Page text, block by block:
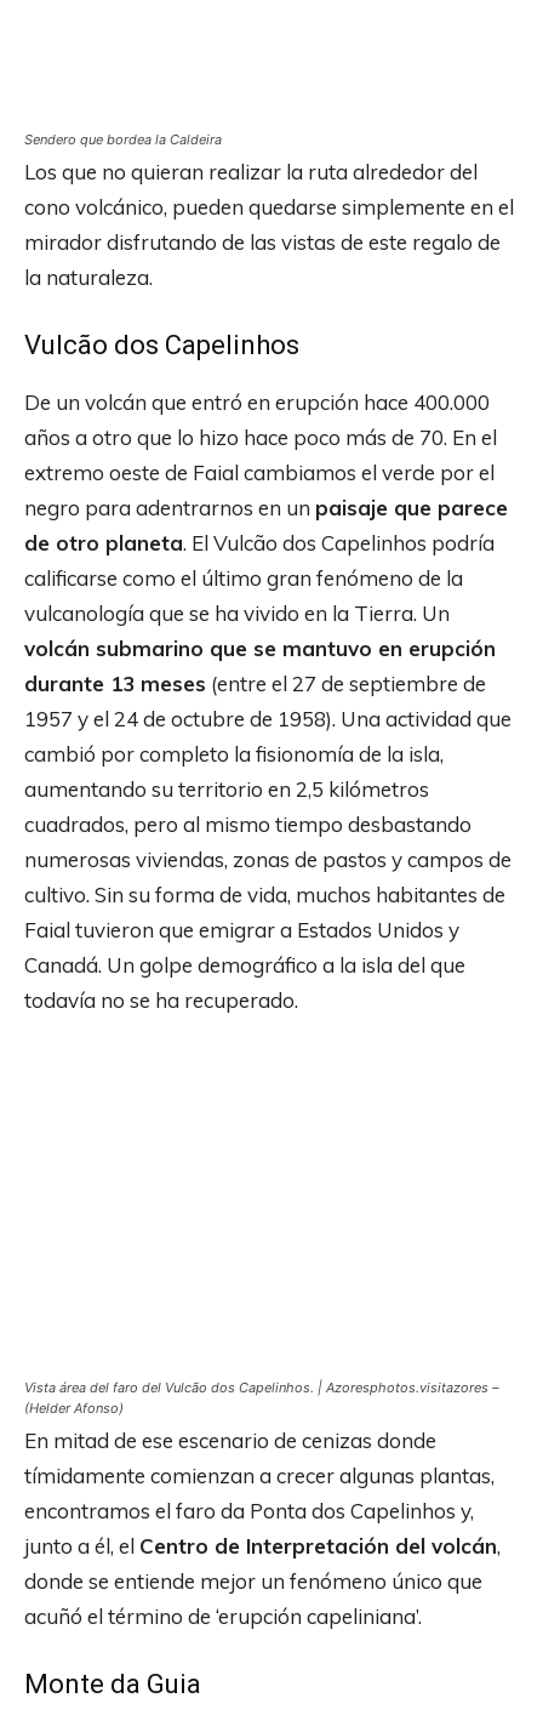
Sendero que bordea la Caldeira
Los que no quieran realizar la ruta alrededor del
cono volcánico, pueden quedarse simplemente en el
mirador disfrutando de las vistas de este regalo de
la naturaleza.
Vulcão dos Capelinhos
De un volcán que entró en erupción hace 400.000
años a otro que lo hizo hace poco más de 70. En el
extremo oeste de Faial cambiamos el verde por el
negro para adentrarnos en un paisaje que parece
de otro planeta. El Vulcão dos Capelinhos podría
calificarse como el último gran fenómeno de la
vulcanología que se ha vivido en la Tierra. Un
volcán submarino que se mantuvo en erupción
durante 13 meses (entre el 27 de septiembre de
1957 y el 24 de octubre de 1958). Una actividad que
cambió por completo la fisionomía de la isla,
aumentando su territorio en 2,5 kilómetros
cuadrados, pero al mismo tiempo desbastando
numerosas viviendas, zonas de pastos y campos de
cultivo. Sin su forma de vida, muchos habitantes de
Faial tuvieron que emigrar a Estados Unidos y
Canadá. Un golpe demográfico a la isla del que
todavía no se ha recuperado.
Vista área del faro del Vulcão dos Capelinhos. | Azoresphotos.visitazores –
(Helder Afonso)
En mitad de ese escenario de cenizas donde
tímidamente comienzan a crecer algunas plantas,
encontramos el faro da Ponta dos Capelinhos y,
junto a él, el Centro de Interpretación del volcán,
donde se entiende mejor un fenómeno único que
acuñó el término de ‘erupción capeliniana’.
Monte da Guia